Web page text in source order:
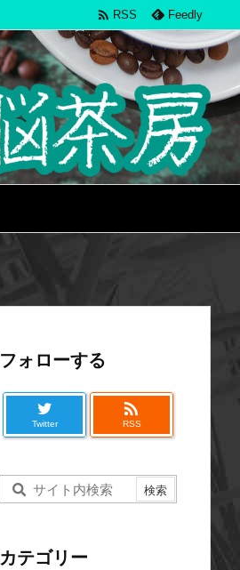
 RSS Feedly
フォローする
Twitter

RSS
カテゴリー